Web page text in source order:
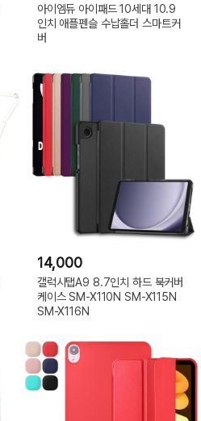
아이엠듀 아이패드 10세대 10.9
인치 애플펜슬 수납홀더 스마트커
버
14,000
갤럭시탭A9 8.7인치 하드 북커버
케이스 SM-X110N SM-X115N
SM-X116N